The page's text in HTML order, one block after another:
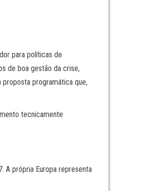
para políticas de
de boa gestão da crise,
proposta programática que,
tecnicamente
A própria Europa representa